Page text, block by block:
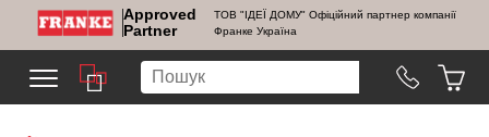
Approved
Partner
ТОВ "ІДЕЇ ДОМУ" Офіційний партнер компанії
Франке Україна